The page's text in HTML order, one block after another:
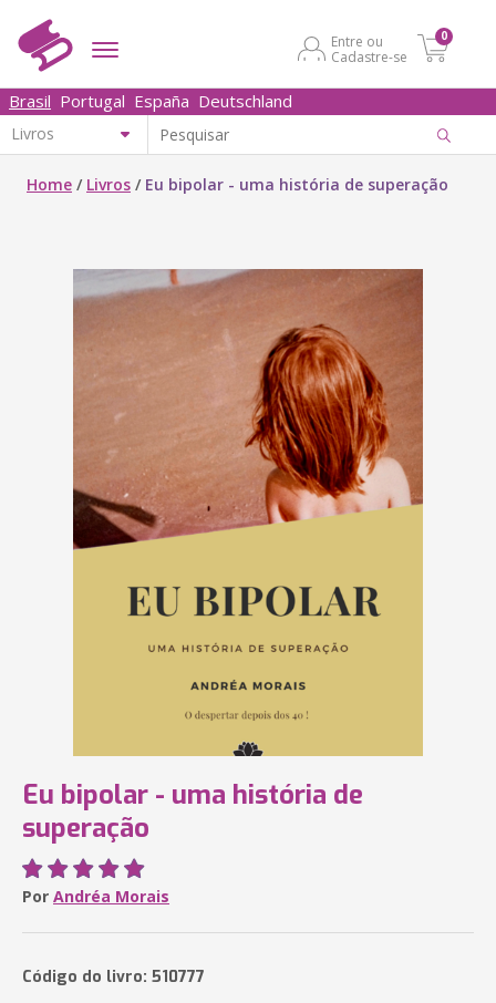
Entre ou
Cadastre-se
0
Brasil Portugal España Deutschland
Home / Livros / Eu bipolar - uma história de superação
Eu bipolar - uma história de
superação
Por Andréa Morais
Código do livro: 510777